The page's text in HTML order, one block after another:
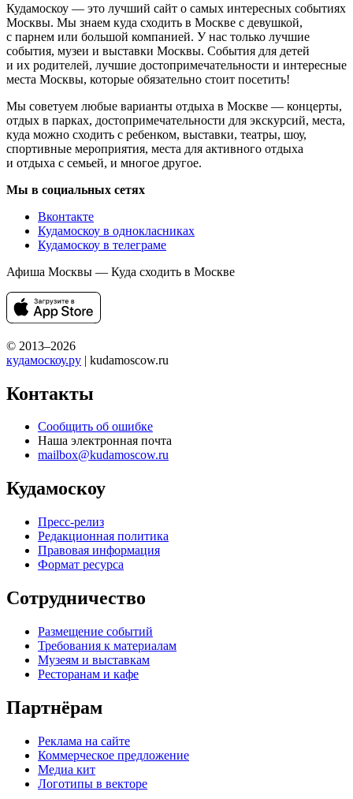
Кудамоскоу — это лучший сайт о самых интересных событиях
Москвы. Мы знаем куда сходить в Москве с девушкой,
с парнем или большой компанией. У нас только лучшие
события, музеи и выставки Москвы. События для детей
и их родителей, лучшие достопримечательности и интересные
места Москвы, которые обязательно стоит посетить!
Мы советуем любые варианты отдыха в Москве — концерты,
отдых в парках, достопримечательности для экскурсий, места,
куда можно сходить с ребенком, выставки, театры, шоу,
спортивные мероприятия, места для активного отдыха
и отдыха с семьей, и многое другое.
Мы в социальных сетях
Вконтакте
Кудамоскоу в однокласниках
Кудамоскоу в телеграме
Афиша Москвы — Куда сходить в Москве
© 2013–2026
кудамоскоу.ру | kudamoscow.ru
Контакты
Сообщить об ошибке
Наша электронная почта
mailbox@kudamoscow.ru
Кудамоскоу
Пресс-релиз
Редакционная политика
Правовая информация
Формат ресурса
Сотрудничество
Размещение событий
Требования к материалам
Музеям и выставкам
Ресторанам и кафе
Партнёрам
Реклама на сайте
Коммерческое предложение
Медиа кит
Логотипы в векторе